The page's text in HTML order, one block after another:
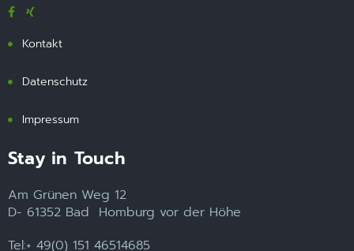
Kontakt
Datenschutz
Impressum
Stay in Touch
Am Grünen Weg 12
D- 61352 Bad Homburg vor der Höhe
Tel:+ 49(0) 151 46514685